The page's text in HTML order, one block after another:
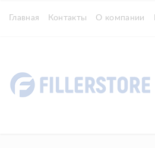
Главная Контакты О компании